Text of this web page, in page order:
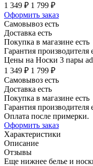
1 349 ₽ 1 799 ₽
Оформить заказ
Самовывоз есть
Доставка есть
Покупка в магазине есть
Гарантия производителя
Цены на Носки 3 пары
1 349 ₽ 1 799 ₽
Самовывоз есть
Доставка есть
Покупка в магазине есть
Гарантия производителя
Оплата после примерки.
Оформить заказ
Характеристики
Описание
Отзывы
Еще нижнее белье и